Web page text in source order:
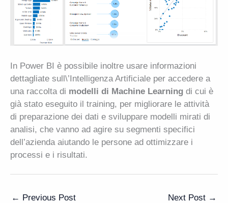
In Power BI è possibile inoltre usare informazioni
dettagliate sull\’Intelligenza Artificiale per accedere a
una raccolta di modelli di Machine Learning di cui è
già stato eseguito il training, per migliorare le attività
di preparazione dei dati e sviluppare modelli mirati di
analisi, che vanno ad agire su segmenti specifici
dell’azienda aiutando le persone ad ottimizzare i
processi e i risultati.
← Previous Post Next Post →